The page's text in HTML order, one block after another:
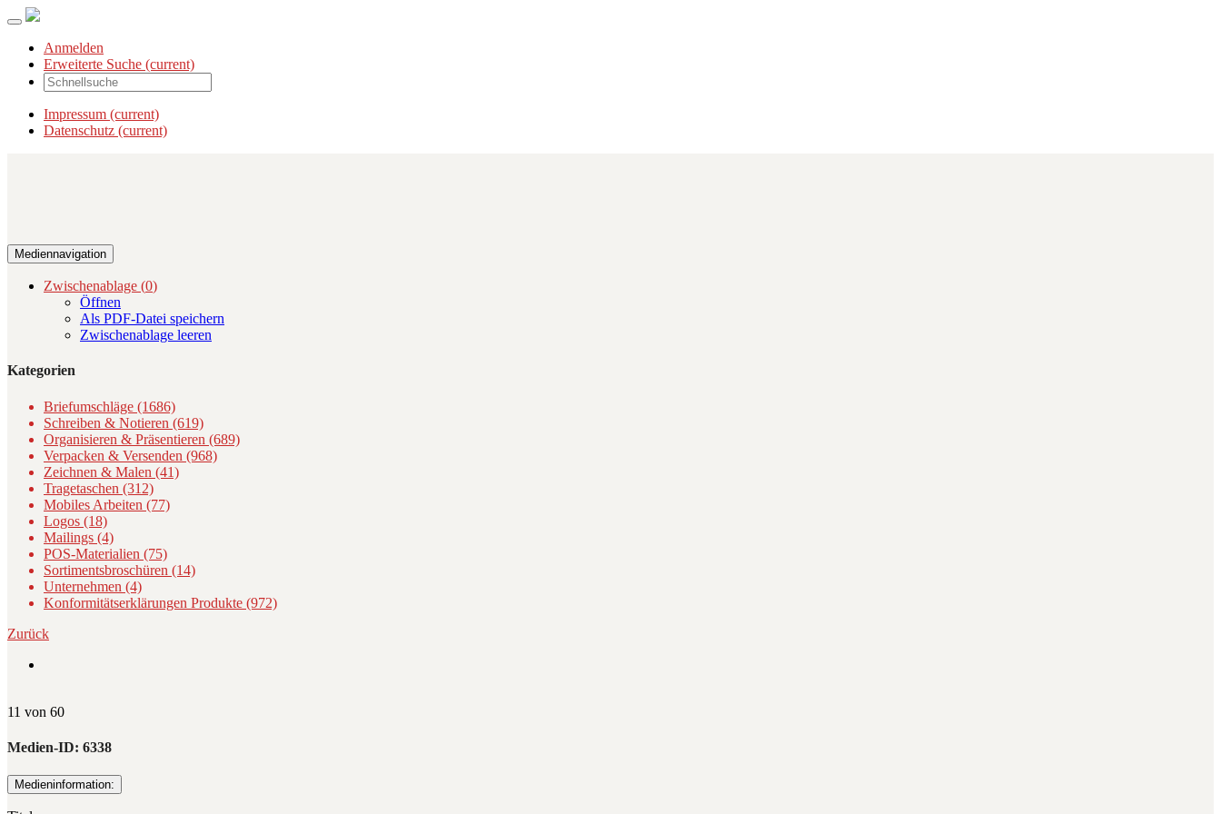
Anmelden
Erweiterte Suche (current)
Impressum (current)
Datenschutz (current)
Mediennavigation
Zwischenablage (0)
Öffnen
Als PDF-Datei speichern
Zwischenablage leeren
Kategorien
Briefumschläge (1686)
Schreiben & Notieren (619)
Organisieren & Präsentieren (689)
Verpacken & Versenden (968)
Zeichnen & Malen (41)
Tragetaschen (312)
Mobiles Arbeiten (77)
Logos (18)
Mailings (4)
POS-Materialien (75)
Sortimentsbroschüren (14)
Unternehmen (4)
Konformitätserklärungen Produkte (972)
Zurück
11 von 60
Medien-ID: 6338
Medieninformation: